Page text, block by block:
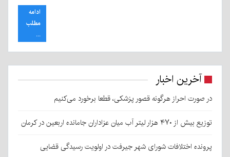
ادامه
مطلب
...
آخرین اخبار
در صورت احراز هرگونه قصور پزشکی، قطعا برخورد می‌کنیم
توزیع بیش از ۴۷۰ هزار لیتر آب میان عزاداران جامانده اربعین در کرمان
پرونده اختلافات شورای شهر جیرفت در اولویت رسیدگی قضایی